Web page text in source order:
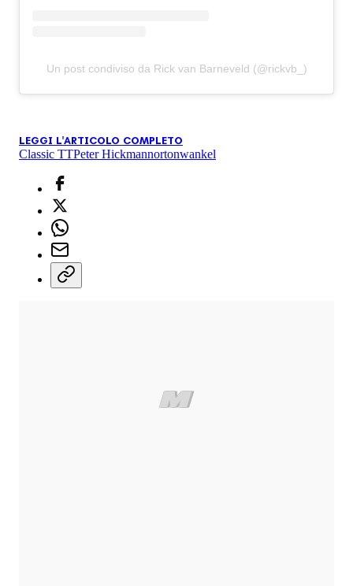
Un post condiviso da Rick van Barneveld (@rickvb_)
LEGGI L'ARTICOLO COMPLETO
Classic TTPeter Hickmannortonwankel